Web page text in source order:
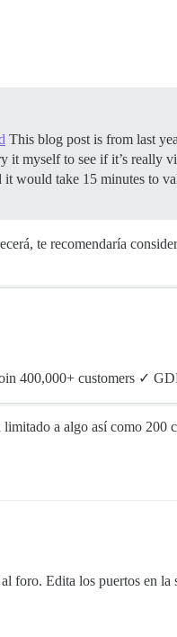
This blog post is from last
myself to see if it’s really
would take 15 minutes to
te recomendaría
400,000+ customers ✓
a algo así como 200
Edita los puertos en